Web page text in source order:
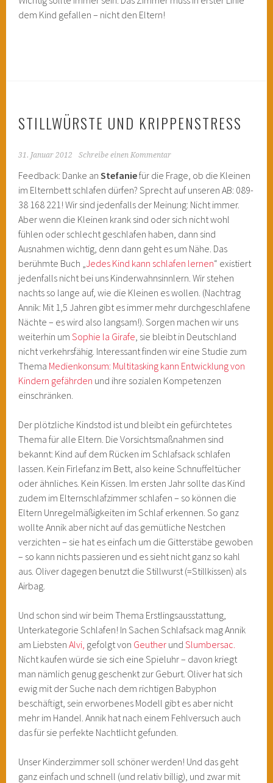
dem Kind gefallen – nicht den Eltern!
STILLWÜRSTE UND KRIPPENSTRESS
31. Januar 2012 Schreibe einen Kommentar
Feedback: Danke anStefaniefür die Frage, ob die Kleinen
im Elternbett schlafen dürfen? Sprecht auf unseren AB: 089-
38 168 221! Wir sind jedenfalls der Meinung: Nicht immer.
Aber wenn die Kleinen krank sind oder sich nicht wohl
fühlen oder schlecht geschlafen haben, dann sind
Ausnahmen wichtig, denn dann geht es um Nähe. Das
berühmte Buch „Jedes Kind kann schlafen lernen“ existiert
jedenfalls nicht bei uns Kinderwahnsinnlern. Wir stehen
nachts so lange auf, wie die Kleinen es wollen. (Nachtrag
Annik: Mit 1,5 Jahren gibt es immer mehr durchgeschlafene
Nächte – es wird also langsam!). Sorgen machen wir uns
weiterhin umSophie la Girafe, sie bleibt in Deutschland
nicht verkehrsfähig. Interessant finden wir eine Studie zum
Thema Medienkonsum: Multitasking kann Entwicklung von
Kindern gefährden und ihre sozialen Kompetenzen
einschränken.
Der plötzliche Kindstod ist und bleibt ein gefürchtetes
Thema für alle Eltern. Die Vorsichtsmaßnahmen sind
bekannt: Kind auf dem Rücken im Schlafsack schlafen
lassen. Kein Firlefanz im Bett, also keine Schnuffeltücher
oder ähnliches. Kein Kissen. Im ersten Jahr sollte das Kind
zudem im Elternschlafzimmer schlafen – so können die
Eltern Unregelmäßigkeiten im Schlaf erkennen. So ganz
wollte Annik aber nicht auf das gemütliche Nestchen
verzichten – sie hat es einfach um die Gitterstäbe gewoben
– so kann nichts passieren und es sieht nicht ganz so kahl
aus. Oliver dagegen benutzt die Stillwurst (=Stillkissen) als
Airbag.
Und schon sind wir beim Thema Erstlingsausstattung,
Unterkategorie Schlafen! In Sachen Schlafsack mag Annik
am LiebstenAlvi, gefolgt von Geuther undSlumbersac.
Nicht kaufen würde sie sich eine Spieluhr – davon kriegt
man nämlich genug geschenkt zur Geburt. Oliver hat sich
ewig mit der Suche nach dem richtigen Babyphon
beschäftigt, sein erworbenes Modell gibt es aber nicht
mehr im Handel. Annik hat nach einem Fehlversuch auch
das für sie perfekte Nachtlicht gefunden.
Unser Kinderzimmer soll schöner werden! Und das geht
ganz einfach und schnell (und relativ billig), und zwar mit